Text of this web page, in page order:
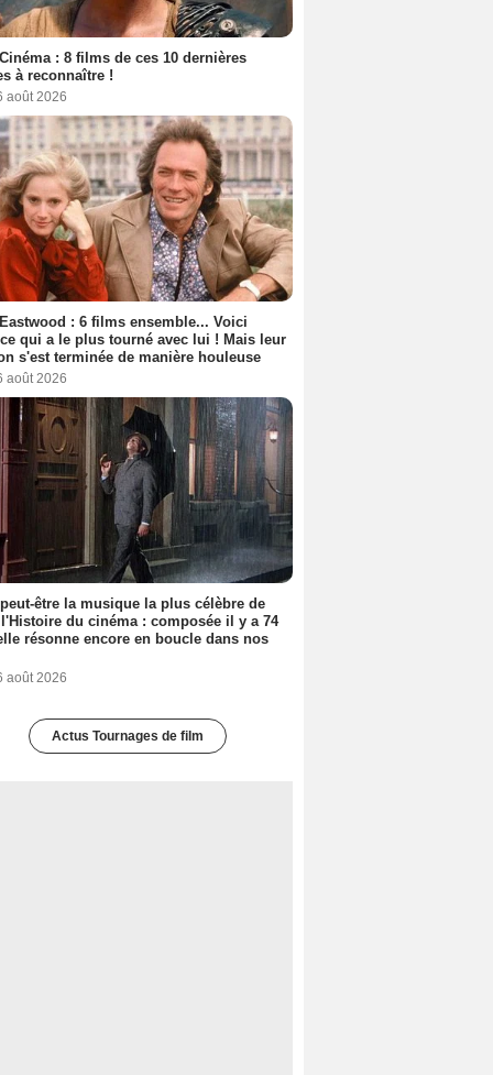
: 8 films de ces 10 dernières
à reconnaître !
août 2026
: 6 films ensemble... Voici
qui a le plus tourné avec lui ! Mais leur
s'est terminée de manière houleuse
août 2026
être la musique la plus célèbre de
du cinéma : composée il y a 74
résonne encore en boucle dans nos
août 2026
Actus Tournages de film